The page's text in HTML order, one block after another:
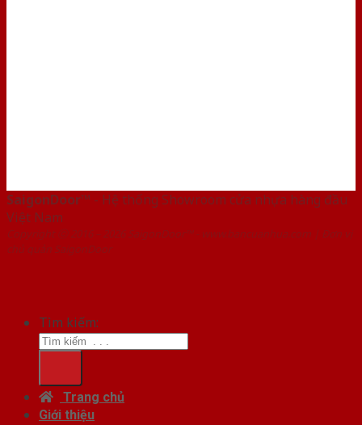
SaigonDoor™ - Hệ thống Showroom cửa nhựa hàng đầu
Việt Nam
Copyright ⓒ 2016 – 2026 SaigonDoor™ - www.bancuanhua.com | Đơn vị
chủ quản SaigonDoor
Tìm kiếm:
Trang chủ
Giới thiệu